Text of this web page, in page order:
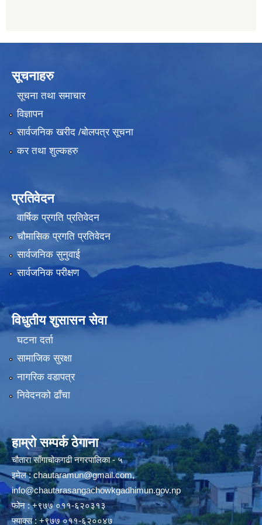
सूचनाहरु
सूचना तथा समाचार
विज्ञापन
सार्वजनिक खरीद /बोलपत्र सूचना
कर तथा शुल्कहरु
प्रतिवेदन
वार्षिक प्रगति प्रतिवेदन
चौमासिक प्रगति प्रतिवेदन
सार्वजनिक सुनुवाई
सार्वजनिक परीक्षण
विधुतीय शुसासन सेवा
घटना दर्ता
सामाजिक सुरक्षा
नागरिक वडापत्र
निवेदनको ढाँचा
हाम्रो सम्पर्क ठेगाना
चौतारा साँगाचोकगढी नगरपालिका - ५
इमेल :chautaramun@gmail.com,
info@chautarasangachowkgadhimun.gov.np
फोन : +९७७ ०११-६२०३१३
फ्याक्स : +९७७ ०११-६२००४७